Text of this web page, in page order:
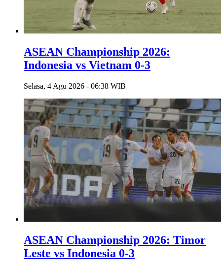
ASEAN Championship 2026:
Indonesia vs Vietnam 0-3
Selasa, 4 Agu 2026 - 06:38 WIB
ASEAN Championship 2026: Timor
Leste vs Indonesia 0-3